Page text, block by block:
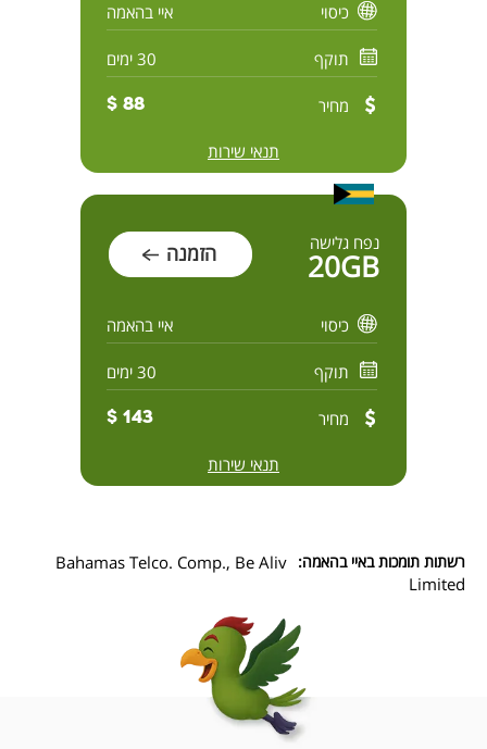
כיסוי איי בהאמה
תוקף 30 ימים
מחיר 88 $
תנאי שירות
נפח גלישה
20GB הזמנה
כיסוי איי בהאמה
תוקף 30 ימים
מחיר 143 $
תנאי שירות
רשתות תומכות באיי בהאמה: Bahamas Telco. Comp., Be Aliv
Limited